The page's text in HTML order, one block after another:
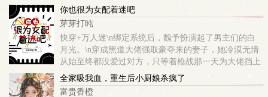
沙雕系统无法匹配修行位面的模板，只能让陆川练习高
武世界的剑术。
你也很为女配着迷吧
芽芽打盹
快穿+万人迷\n绑定系统后，魏予扮演起了男主们的白
月光。\n穿成黑道大佬强取豪夺来的妻子，她冷漠无情
从始至终都没爱过对方，只等着枪战那一天为大佬挡上
一枪，结束他们之间的所有恩怨。 \n但，大佬给她穿了
三件防弹背心。\n·\n穿成未来霸总...
全家吸我血，重生后小厨娘杀疯了
富贵香橙